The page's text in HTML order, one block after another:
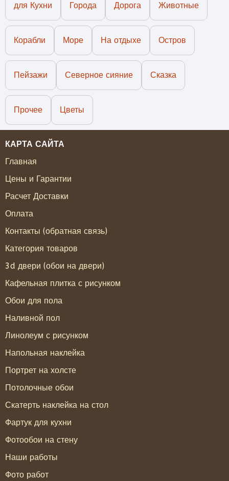
для Кухни Города Дорога Животные
Корабли Море На отдыхе Остров
Пейзажи Северное сияние Сказка
Прочее Цветы
КАРТА САЙТА
Главная
Цены и Гарантии
Расчет Доставки
Оплата
Контакты (обратная связь)
Категория товаров
3d двери (обои на двери)
Кафельная плитка с рисунком
Обои для пола
Наливной пол
Линолеум с рисунком
Напольная наклейка
Портрет на холсте
Потолочные обои
Скатерть наклейка на стол
Фартук для кухни
Фотообои на стену
Наши работы
Фото работ